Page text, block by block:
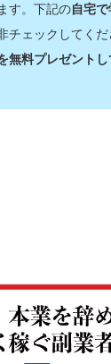
す。下記の自宅
チェックしてく
無料プレゼント